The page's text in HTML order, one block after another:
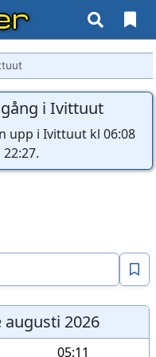
i Ivittuut
upp i Ivittuut kl 06:08
augusti 2026
05:11